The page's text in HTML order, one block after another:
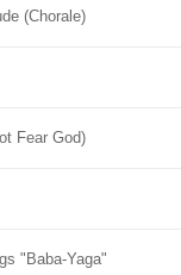
(Chorale)
Fear God)
"Baba-Yaga"